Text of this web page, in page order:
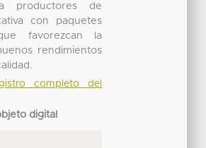
productores de
con paquetes
favorezcan la
rendimientos
completo del
digital